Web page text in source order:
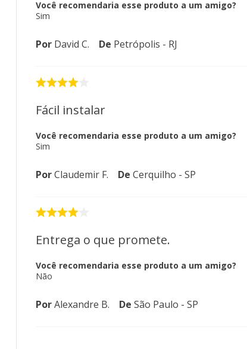
Você recomendaria esse produto a um amigo?
Sim
Por David C. De Petrópolis - RJ
Fácil instalar
Você recomendaria esse produto a um amigo?
Sim
PorClaudemir F. De Cerquilho - SP
Entrega o que promete.
Você recomendaria esse produto a um amigo?
Não
PorAlexandre B. De São Paulo - SP